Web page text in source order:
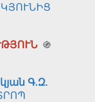
֍
Գ.Զ.